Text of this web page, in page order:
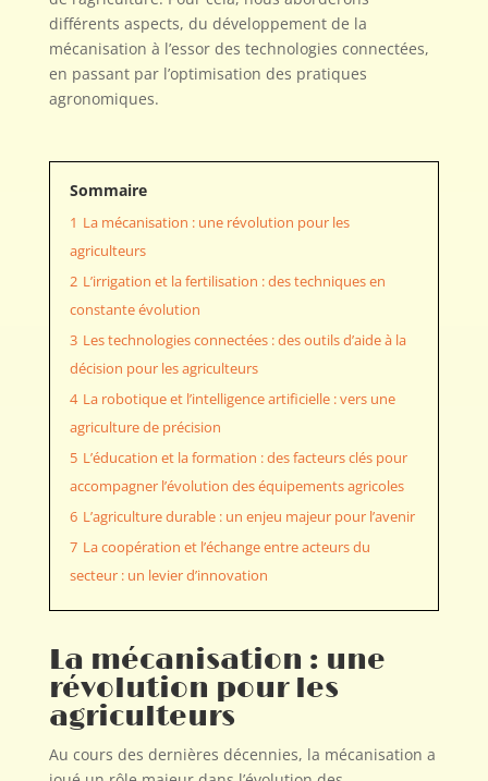
différents aspects, du développement de la
mécanisation à l’essor des technologies connectées,
en passant par l’optimisation des pratiques
agronomiques.
Sommaire
1 La mécanisation : une révolution pour les
agriculteurs
2 L’irrigation et la fertilisation : des techniques en
constante évolution
3 Les technologies connectées : des outils d’aide à la
décision pour les agriculteurs
4 La robotique et l’intelligence artificielle : vers une
agriculture de précision
5 L’éducation et la formation : des facteurs clés pour
accompagner l’évolution des équipements agricoles
6 L’agriculture durable : un enjeu majeur pour l’avenir
7 La coopération et l’échange entre acteurs du
secteur : un levier d’innovation
La mécanisation : une
révolution pour les
agriculteurs
Au cours des dernières décennies, la mécanisation a